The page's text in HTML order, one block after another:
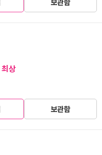
보관함
최상
보관함